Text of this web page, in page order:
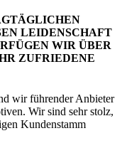
LEIDENSCHAFT
WIR ÜBER
ZUFRIEDENE
wir führender Anbieter
Wir sind sehr stolz,
Kundenstamm